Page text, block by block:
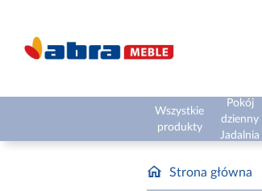
Wszystkie
produkty
Pokój
dzienny
Jadalnia
Strona główna